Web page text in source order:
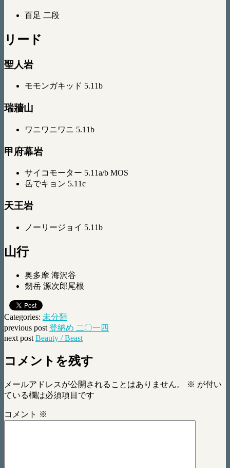
百足 二段
リード
聖人岩
モモンガキッド 5.11b
瑞牆山
ワニワニワニ 5.11b
甲府幕岩
サイコモーター 5.11a/b MOS
岳でキョン 5.11c
天王岩
ノーリージョイ 5.11b
山行
奥多摩 海沢谷
剱岳 源次郎尾根
Categories: 未分類
previous post 登納め 二〇一四
next post Beauty / Beast
コメントを残す
メールアドレスが公開されることはありません。 ※ が付い
ている欄は必須項目です
コメント ※